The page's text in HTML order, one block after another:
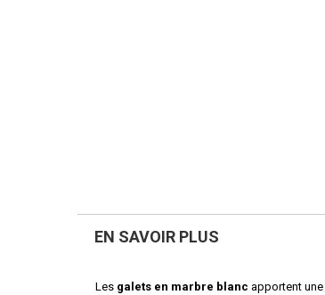
EN SAVOIR PLUS
Les galets en marbre blanc apportent une